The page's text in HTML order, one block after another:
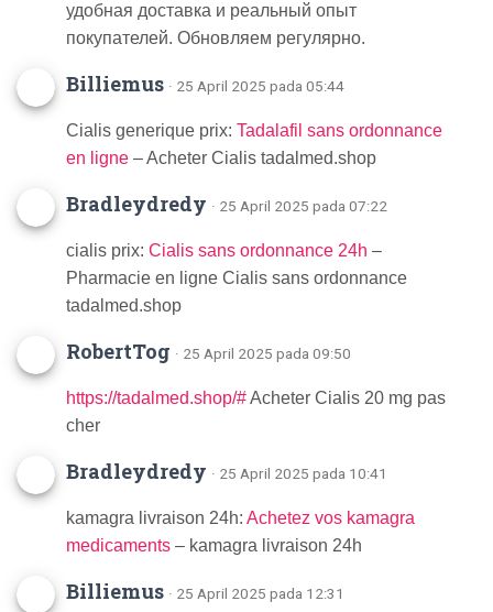
удобная доставка и реальный опыт
покупателей. Обновляем регулярно.
Billiemus · 25 April 2025 pada 05:44
Cialis generique prix: Tadalafil sans ordonnance
en ligne – Acheter Cialis tadalmed.shop
Bradleydredy · 25 April 2025 pada 07:22
cialis prix: Cialis sans ordonnance 24h –
Pharmacie en ligne Cialis sans ordonnance
tadalmed.shop
RobertTog · 25 April 2025 pada 09:50
https://tadalmed.shop/#Acheter Cialis 20 mg pas
cher
Bradleydredy · 25 April 2025 pada 10:41
kamagra livraison 24h: Achetez vos kamagra
medicaments – kamagra livraison 24h
Billiemus · 25 April 2025 pada 12:31